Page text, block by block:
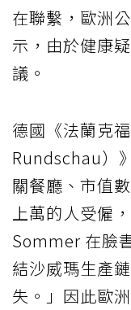
在聯繫，歐洲
示，由於健康
議。
德國《法蘭克
Rundschau）
關餐廳、市值
上萬的人受僱
Sommer 在臉
結沙威瑪生產
失。」因此歐